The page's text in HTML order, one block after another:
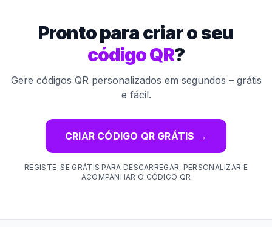
Pronto para criar o seu
código QR?
Gere códigos QR personalizados em segundos – grátis
e fácil.
CRIAR CÓDIGO QR GRÁTIS →
REGISTE-SE GRÁTIS PARA DESCARREGAR, PERSONALIZAR E
ACOMPANHAR O CÓDIGO QR